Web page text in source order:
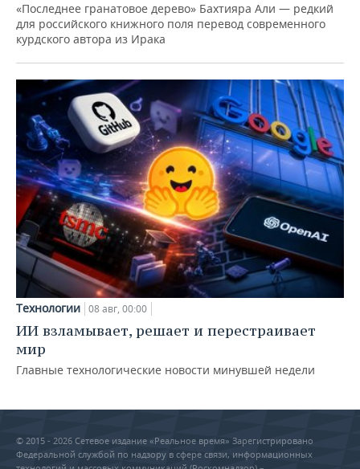
«Последнее гранатовое дерево» Бахтияра Али — редкий
для российского книжного поля перевод современного
курдского автора из Ирака
Технологии 08 авг, 00:00
ИИ взламывает, решает и перестраивает
мир
Главные технологические новости минувшей недели
© 2015 - 2026 Сетевое издание «Реальное время» Зарегистрировано
Федеральной службой по надзору в сфере связи, информационных